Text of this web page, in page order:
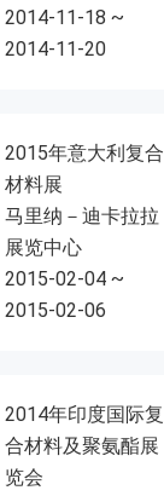
2014-11-18 ~
2014-11-20
2015年意大利复合
材料展
马里纳－迪卡拉拉
展览中心
2015-02-04 ~
2015-02-06
2014年印度国际复
合材料及聚氨酯展
览会